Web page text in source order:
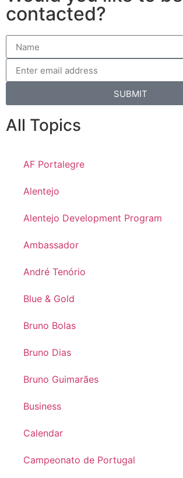
contacted?
SUBMIT
All Topics
AF Portalegre
Alentejo
Alentejo Development Program
Ambassador
André Tenório
Blue & Gold
Bruno Bolas
Bruno Dias
Bruno Guimarães
Business
Calendar
Campeonato de Portugal